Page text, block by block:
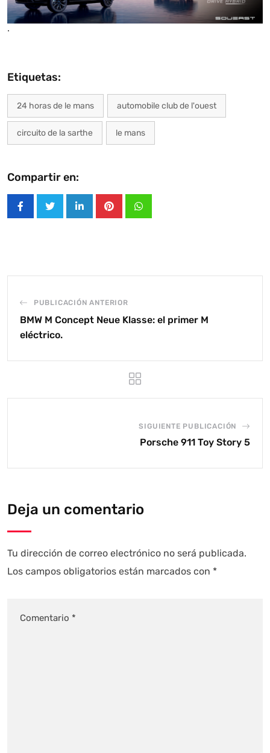
.
Etiquetas:
24 horas de le mans automobile club de l'ouest
circuito de la sarthe le mans
Compartir en:
LinkedInPinterestWhatsapp
PUBLICACIÓN ANTERIOR
BMW M Concept Neue Klasse: el primer M
eléctrico.
SIGUIENTE PUBLICACIÓN
Porsche 911 Toy Story 5
Deja un comentario
Tu dirección de correo electrónico no será publicada.
Los campos obligatorios están marcados con *